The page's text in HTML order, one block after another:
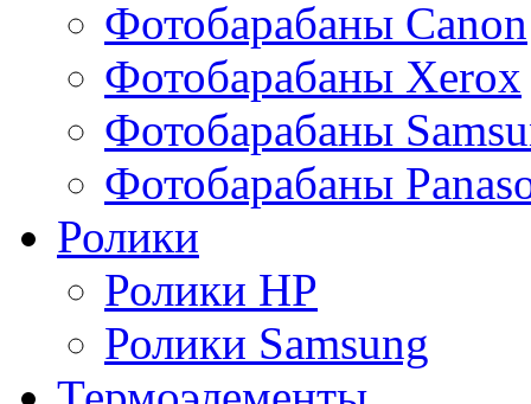
Фотобарабаны Canon
Фотобарабаны Xerox
Фотобарабаны
Фотобарабаны
Ролики
Ролики HP
Ролики Samsung